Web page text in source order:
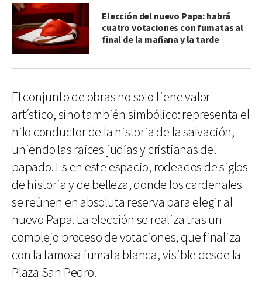
Elección del nuevo Papa: habrá
cuatro votaciones con fumatas al
final de la mañana y la tarde
El conjunto de obras no solo tiene valor
artístico, sino también simbólico: representa el
hilo conductor de la historia de la salvación,
uniendo las raíces judías y cristianas del
papado. Es en este espacio, rodeados de siglos
de historia y de belleza, donde los cardenales
se reúnen en absoluta reserva para elegir al
nuevo Papa. La elección se realiza tras un
complejo proceso de votaciones, que finaliza
con la famosa fumata blanca, visible desde la
Plaza San Pedro.